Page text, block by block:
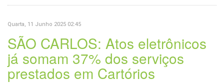
Quarta, 11 Junho 2025 02:45
SÃO CARLOS: Atos eletrônicos
já somam 37% dos serviços
prestados em Cartórios